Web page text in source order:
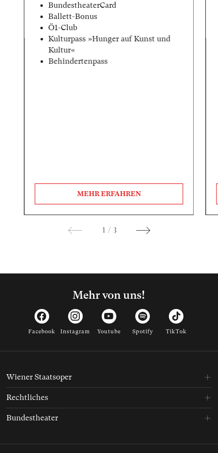
BundestheaterCard
Ballett-Bonus
Ö1-Club
Kulturpass »Hunger auf Kunst und
Kultur«
Behindertenpass
MEHR ERFAHREN
1 / 3
Mehr von uns!
Facebook Instagram Youtube Spotify TikTok
Wiener Staatsoper
Rechtliches
Bundestheater